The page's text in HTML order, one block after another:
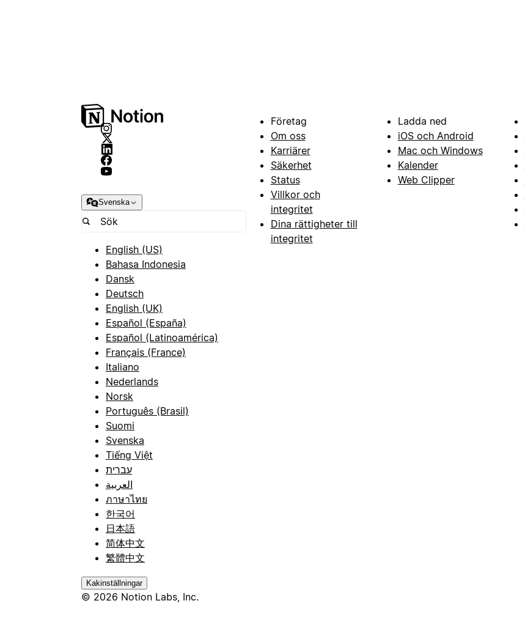
Svenska
English (US)
Bahasa Indonesia
Dansk
Deutsch
English (UK)
Español (España)
Español (Latinoamérica)
Français (France)
Italiano
Nederlands
Norsk
Português (Brasil)
Suomi
Svenska
Tiếng Việt
עברית
العربية
ภาษาไทย
한국어
日本語
简体中文
繁體中文
Kakinställningar
© 2026 Notion Labs, Inc.
Företag
Om oss
Karriärer
Säkerhet
Status
Villkor och
integritet
Dina rättigheter till
integritet
Ladda ned
iOS och Android
Mac och Windows
Kalender
Web Clipper